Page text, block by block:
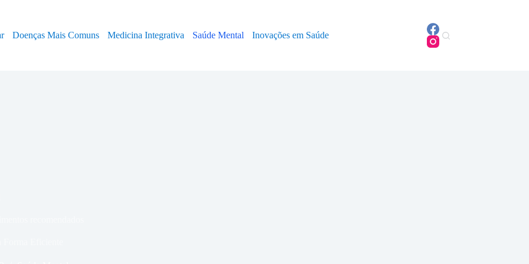
Doenças Mais Comuns Medicina Integrativa Saúde Mental Inovações em Saúde